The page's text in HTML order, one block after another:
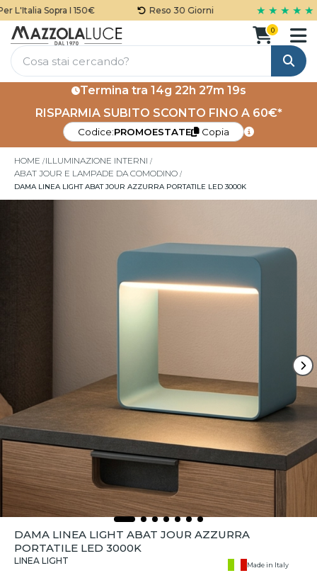
Sopra I 150€ Reso 30 Giorni ★ ★ ★ ★ ★
Cerca
0
Termina tra 14g 22h 27m 19s
RISPARMIA SUBITO SCONTO FINO A 60€*
Codice:PROMOESTATE Copia
HOME ILLUMINAZIONE INTERNI
ABAT JOUR E LAMPADE DA COMODINO
DAMA LINEA LIGHT ABAT JOUR AZZURRA PORTATILE LED 3000K
DAMA LINEA LIGHT ABAT JOUR AZZURRA
PORTATILE LED 3000K
LINEA LIGHT Made in Italy